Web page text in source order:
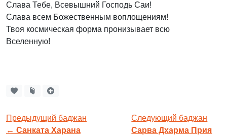
Слава Тебе, Всевышний Господь Саи!
Слава всем Божественным воплощениям!
Твоя космическая форма пронизывает всю
Вселенную!
Предыдущий баджан
← Санката Харана
Следующий баджан
Сарва Дхарма Прия